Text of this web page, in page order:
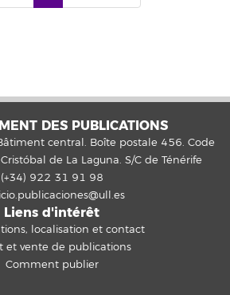
DES PUBLICATIONS
central. Boîte postale 456. Code
de La Laguna. S/C de Ténérife
(+34) 922 31 91 98
Liens d'intérêt
localisation et contact
et vente de publications
Comment publier